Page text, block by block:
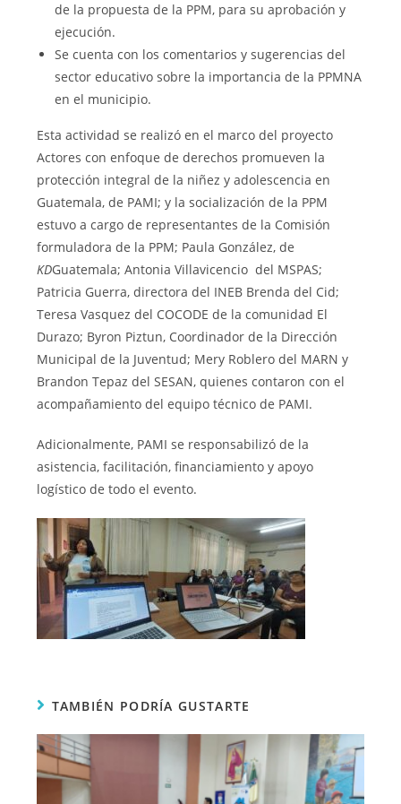
de la propuesta de la PPM, para su aprobación y
ejecución.
Se cuenta con los comentarios y sugerencias del
sector educativo sobre la importancia de la PPMNA
en el municipio.
Esta actividad se realizó en el marco del proyecto
Actores con enfoque de derechos promueven la
protección integral de la niñez y adolescencia en
Guatemala, de PAMI; y la socialización de la PPM
estuvo a cargo de representantes de la Comisión
formuladora de la PPM; Paula González, de
KDGuatemala; Antonia Villavicencio del MSPAS;
Patricia Guerra, directora del INEB Brenda del Cid;
Teresa Vasquez del COCODE de la comunidad El
Durazo; Byron Piztun, Coordinador de la Dirección
Municipal de la Juventud; Mery Roblero del MARN y
Brandon Tepaz del SESAN, quienes contaron con el
acompañamiento del equipo técnico de PAMI.
Adicionalmente, PAMI se responsabilizó de la
asistencia, facilitación, financiamiento y apoyo
logístico de todo el evento.
TAMBIÉN PODRÍA GUSTARTE